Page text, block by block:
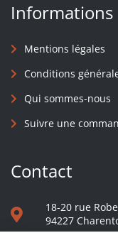
Informations
Mentions légales
Conditions
Qui sommes-nous
Suivre une
Contact
18-20 rue
94227